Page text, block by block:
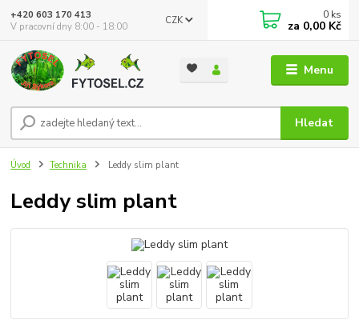
Menu
CZK
Hledat
+420 603 170 413
V pracovní dny 8:00 - 18:00
0 ks
za 0,00 Kč
Úvod Technika Leddy slim plant
Leddy slim plant